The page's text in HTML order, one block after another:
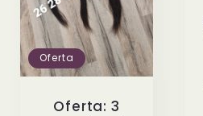
Oferta
Oferta: 3